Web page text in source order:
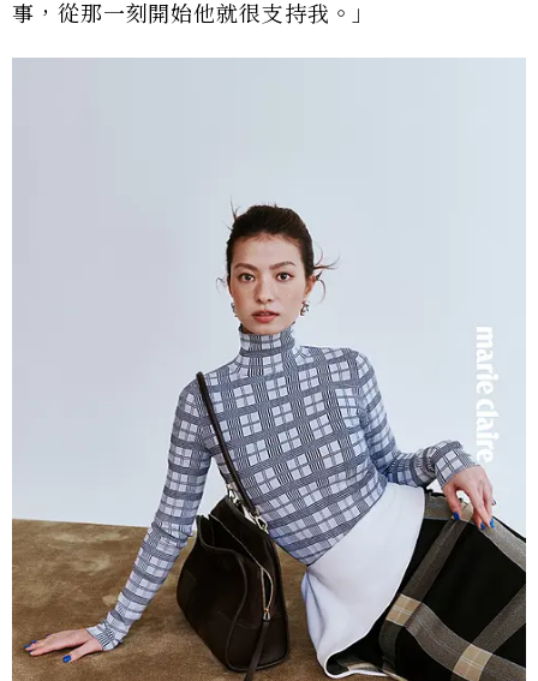
事，從那一刻開始他就很支持我。」